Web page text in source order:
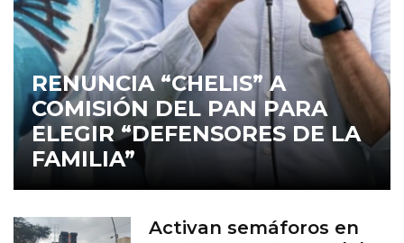
RENUNCIA “CHELIS” A
COMISIÓN DEL PAN PARA
ELEGIR “DEFENSORES DE LA
FAMILIA”
Activan semáforos en